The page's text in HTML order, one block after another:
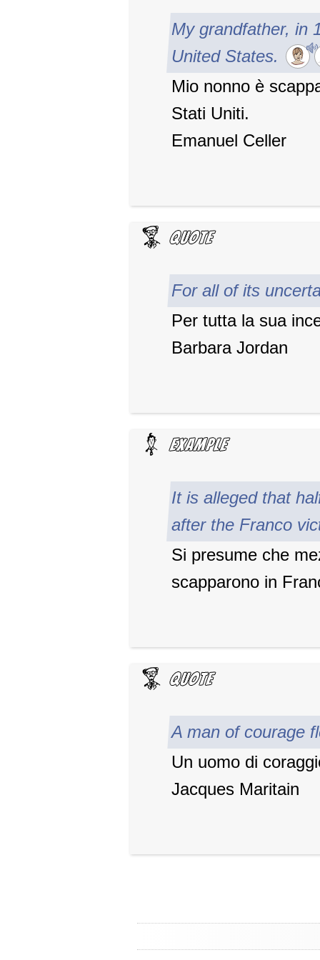
My grandfather, in
United States.
Mio nonno è
Stati Uniti.
Emanuel Celler
For all of its
Per tutta la sua
Barbara Jordan
It is alleged that
after the Franco
Si presume che
scapparono in
A man of courage
Un uomo di
Jacques Maritain